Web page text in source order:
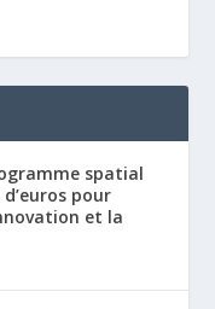
spatial
pour
et la